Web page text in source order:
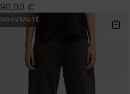
90,00 €
NOUVEAUTÉ